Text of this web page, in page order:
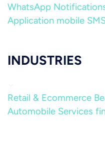
WhatsApp
Application mobile
INDUSTRIES
Retail & Ecommerce
Automobile Services